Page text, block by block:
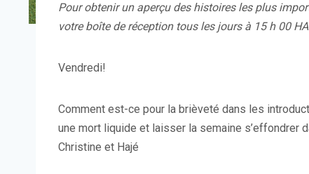
Pour obtenir un aperçu des histoires les plus
votre boîte de réception tous les jours à 15 h 00
Vendredi!
Comment est-ce pour la brièveté dans les
une mort liquide et laisser la semaine
Christine et Hajé